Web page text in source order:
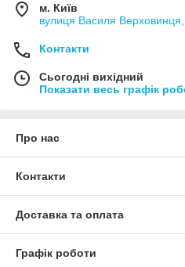
м. Київ
вулиця Василя Верховинця,
Контакти
Сьогодні вихідний
Показати весь графік
Про нас
Контакти
Доставка та оплата
Графік роботи